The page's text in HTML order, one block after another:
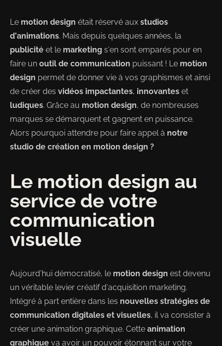
Le motion design était réservé aux studios
d’animations. Mais depuis quelques années, la
publicité et le marketing s’en sont emparés pour en
faire un outil de communication puissant ! Le motion
design permet de donner vie à vos graphismes et ainsi
de créer des vidéos impactantes, innovantes et
ludiques. Grâce au motion design, de nombreuses
marques se démarquent et gagnent en puissance.
Alors pourquoi attendre pour faire appel à notre
studio de création en motion design ?
Le motion design au
service de votre
communication
visuelle
Aujourd’hui démocratisé, le motion design est devenu
un véritable levier créatif d’acquisition marketing.
Intégré à part entière dans les nouvelles stratégies de
communication digitales et visuelles, il va consister à
créer une animation graphique. Cette animation
graphique va avoir un pouvoir étonnant sur votre